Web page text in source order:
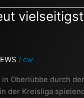
/ cw
in Oberlübbe durch
der Kreisliga